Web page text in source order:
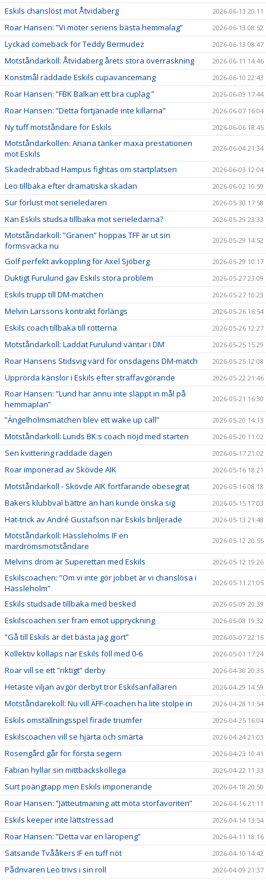
Eskils chanslöst mot Åtvidaberg 2026-06-13 20:11
Roar Hansen: ”Vi möter seriens bästa hemmalag” 2026-06-13 08:52
Lyckad comeback för Teddy Bermudez 2026-06-13 08:47
Motståndarkoll: Åtvidaberg årets stora överraskning 2026-06-11 14:46
Konstmål räddade Eskils cupavancemang 2026-06-10 22:43
Roar Hansen: ”FBK Balkan ett bra cuplag ” 2026-06-09 17:44
Roar Hansen: ”Detta förtjänade inte killarna” 2026-06-07 16:04
Ny tuff motståndare för Eskils 2026-06-06 18:45
Motståndarkollen: Ariana tänker maxa prestationen
mot Eskils
2026-06-04 21:34
Skadedrabbad Hampus fightas om startplatsen 2026-06-03 12:04
Leo tillbaka efter dramatiska skadan 2026-06-02 10:59
Sur förlust mot serieledaren 2026-05-30 17:58
Kan Eskils studsa tillbaka mot serieledarna? 2026-05-29 23:33
Motståndarkoll: ”Granen” hoppas TFF är ut sin
formsvacka nu
2026-05-29 14:52
Golf perfekt avkoppling för Axel Sjöberg 2026-05-29 10:17
Duktigt Furulund gav Eskils stora problem 2026-05-27 23:09
Eskils trupp till DM-matchen 2026-05-27 10:23
Melvin Larssons kontrakt förlängs 2026-05-26 16:54
Eskils coach tillbaka till rötterna 2026-05-26 12:27
Motståndarkoll: Laddat Furulund väntar i DM 2026-05-25 15:29
Roar Hansens Stidsvig värd för onsdagens DM-match 2026-05-25 12:08
Upprörda känslor i Eskils efter straffavgörande 2026-05-22 21:46
Roar Hansen: ”Lund har ännu inte släppt in mål på
hemmaplan”
2026-05-21 16:30
”Ängelholmsmatchen blev ett wake up call” 2026-05-20 14:13
Motståndarkoll: Lunds BK:s coach nöjd med starten 2026-05-20 11:02
Sen kvittering räddade dagen 2026-05-17 21:02
Roar imponerad av Skövde AIK 2026-05-16 18:21
Motståndarkoll - Skövde AIK fortfarande obesegrat 2026-05-16 08:18
Bakers klubbval bättre än han kunde önska sig 2026-05-15 17:03
Hat-trick av André Gustafson när Eskils briljerade 2026-05-13 21:48
Motståndarkoll: Hässleholms IF en
mardrömsmotståndare
2026-05-12 20:55
Melvins dröm är Superettan med Eskils 2026-05-12 19:26
Eskilscoachen: ”Om vi inte gör jobbet är vi chanslösa i
Hässleholm”
2026-05-11 21:05
Eskils studsade tillbaka med besked 2026-05-09 20:39
Eskilscoachen ser fram emot uppryckning 2026-05-08 19:32
”Gå till Eskils är det bästa jag gjort” 2026-05-07 22:16
Kollektiv kollaps när Eskils föll med 0-6 2026-05-01 17:24
Roar vill se ett ”riktigt” derby 2026-04-30 20:35
Hetaste viljan avgör derbyt tror Eskilsanfallaren 2026-04-29 14:59
Motståndarekoll: Nu vill ÄFF-coachen ha lite stolpe in 2026-04-28 11:54
Eskils omställningsspel firade triumfer 2026-04-25 16:04
Eskilscoachen vill se hjärta och smärta 2026-04-24 21:03
Rosengård går för första segern 2026-04-23 10:41
Fabian hyllar sin mittbackskollega 2026-04-22 11:33
Surt poängtapp men Eskils imponerande 2026-04-18 20:50
Roar Hansen: ”Jätteutmaning att möta storfavoriten” 2026-04-16 21:11
Eskils keeper inte lättstressad 2026-04-14 13:54
Roar Hansen: ”Detta var en läropeng” 2026-04-11 18:16
Satsande Tvååkers IF en tuff nöt 2026-04-10 14:42
Pådrivaren Leo trivs i sin roll 2026-04-09 21:37